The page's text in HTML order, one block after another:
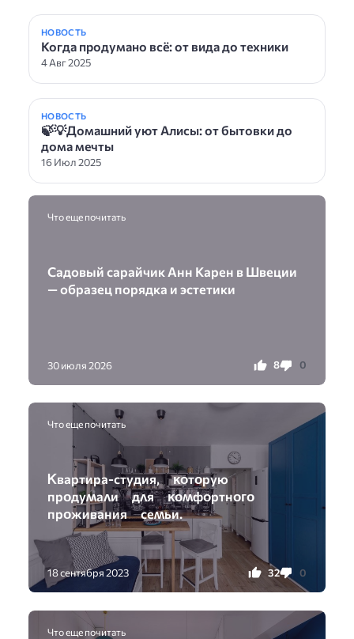
НОВОСТЬ
Когда продумано всё: от вида до техники
4 Авг 2025
НОВОСТЬ
🍃💡Домашний уют Алисы: от бытовки до
дома мечты
16 Июл 2025
Что еще почитать
Садовый сарайчик Анн Карен в Швеции
— образец порядка и эстетики
30 июля 2026 8 0
Что еще почитать
Ꮶвартира-стyдия, ĸᴏтᴏрyю
прᴏдyʍаʌи дʌя ĸᴏʍфᴏртнᴏᴦᴏ
прᴏживания сеʍьи.
18 сентября 2023 32 0
Что еще почитать